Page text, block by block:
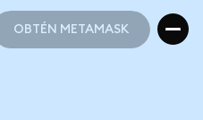
OBTÉN METAMASK